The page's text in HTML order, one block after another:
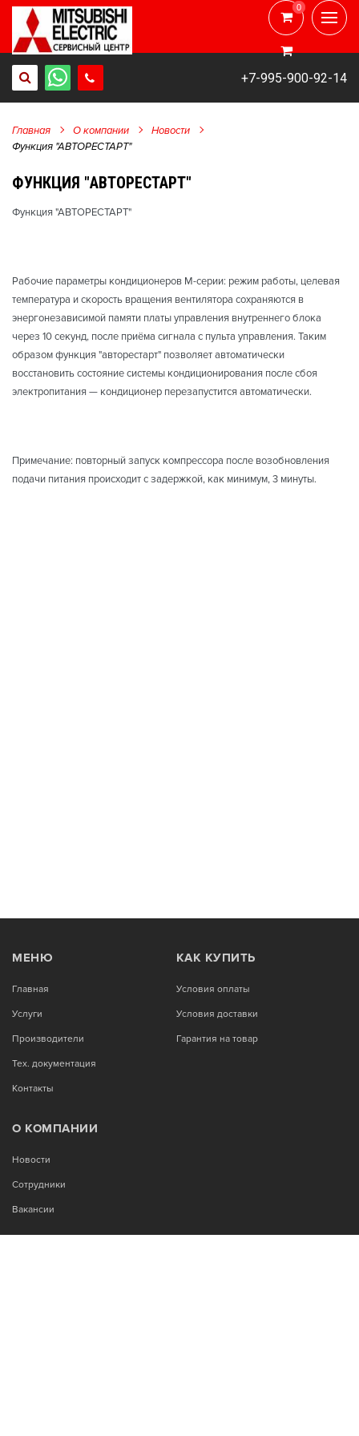
+7-995-900-92-14
0
0
Главная О компании
Новости
Функция "АВТОРЕСТАРТ"
ФУНКЦИЯ "АВТОРЕСТАРТ"
Функция "АВТОРЕСТАРТ"
Рабочие параметры кондиционеров М-серии: режим работы, целевая
температура и скорость вращения вентилятора сохраняются в
энергонезависимой памяти платы управления внутреннего блока
через 10 секунд, после приёма сигнала с пульта управления. Таким
образом функция "авторестарт" позволяет автоматически
восстановить состояние системы кондиционирования после сбоя
электропитания — кондиционер перезапустится автоматически.
Примечание: повторный запуск компрессора после возобновления
подачи питания происходит с задержкой, как минимум, 3 минуты.
МЕНЮ
Главная
Услуги
Производители
Тех. документация
Контакты
КАК КУПИТЬ
Условия оплаты
Условия доставки
Гарантия на товар
О КОМПАНИИ
Новости
Сотрудники
Вакансии